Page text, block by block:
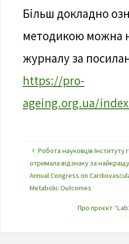
Більш докладно
методикою можна
журналу за
https://pro-
ageing.org.ua/
Робота науковців Інституту
отримала відзнаку за
Annual Congress on
Metabolic Outcomes
Про проєкт